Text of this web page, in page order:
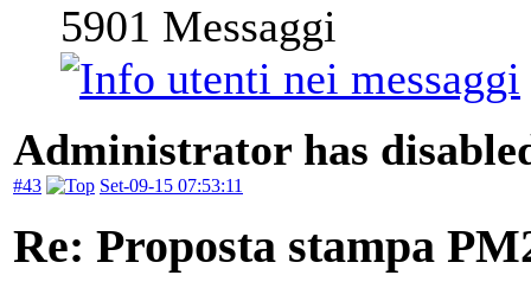
5901 Messaggi
Administrator has
#43 Set-09-15 07:53:11
Re: Proposta stampa